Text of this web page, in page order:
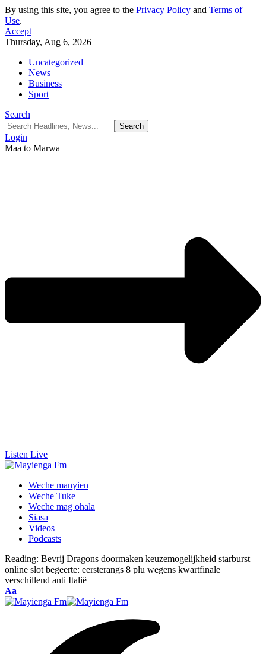
By using this site, you agree to the Privacy Policy and Terms of
Use.
Accept
Thursday, Aug 6, 2026
Uncategorized
News
Business
Sport
Search
Login
Maa to Marwa
Listen Live
Weche manyien
Weche Tuke
Weche mag ohala
Siasa
Videos
Podcasts
Reading: Bevrij Dragons doormaken keuzemogelijkheid starburst
online slot begeerte: eersterangs 8 plu wegens kwartfinale
verschillend anti Italië
Font
Resizer
Aa